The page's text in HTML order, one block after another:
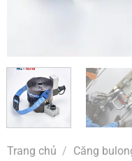
Trang chủ / Căng